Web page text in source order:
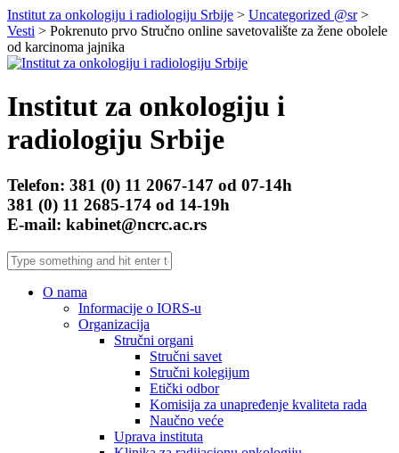
Institut za onkologiju i radiologiju Srbije > Uncategorized @sr>
Vesti > Pokrenuto prvo Stručno online savetovalište za žene obolele
od karcinoma jajnika
Institut za onkologiju i
radiologiju Srbije
Telefon: 381 (0) 11 2067-147 od 07-14h
381 (0) 11 2685-174 od 14-19h
E-mail: kabinet@ncrc.ac.rs
O nama
Informacije o IORS-u
Organizacija
Stručni organi
Stručni savet
Stručni kolegijum
Etički odbor
Komisija za unapređenje kvaliteta rada
Naučno veće
Uprava instituta